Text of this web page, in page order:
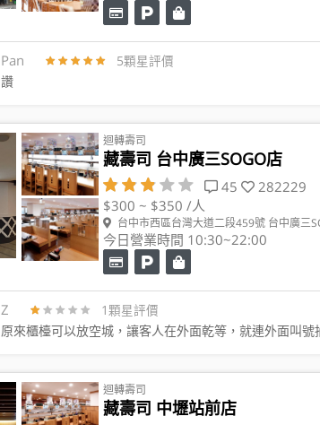
Pan 5顆星評價
讚
迴轉壽司
藏壽司 台中廣三SOGO店
45
282229
$300 ~ $350 /人
台中市西區台灣大道二段459號 台中廣三
今日營業時間 10:30~22:00
Z 1顆星評價
原來櫃檯可以放空城，讓客人在外面乾等，就連外面叫
迴轉壽司
藏壽司 中壢站前店